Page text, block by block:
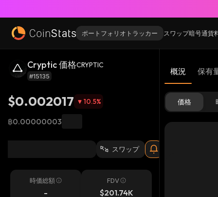
ポートフォリオトラッカー スワップ暗号通貨
Cryptic 価格CRYPTIC
#15135
$0.002017 10.5%
฿0.00000003
スワップ
時価総額
-
FDV
$201.74K
概況 保有
価格